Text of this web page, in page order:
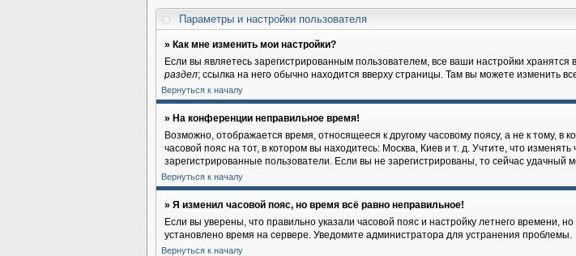
Параметры и настройки пользователя
» Как мне изменить мои настройки?
Если вы являетесь зарегистрированным пользователем, все ваши настройки
раздел; ссылка на него обычно находится вверху страницы. Там вы можете изменить
Вернуться к началу
» На конференции неправильное время!
Возможно, отображается время, относящееся к другому часовому поясу, а не к тому, в
часовой пояс на тот, в котором вы находитесь: Москва, Киев и т. д. Учтите, что
зарегистрированные пользователи. Если вы не зарегистрированы, то сейчас удачный
Вернуться к началу
» Я изменил часовой пояс, но время всё равно неправильное!
Если вы уверены, что правильно указали часовой пояс и настройку летнего времени,
установлено время на сервере. Уведомите администратора для устранения проблемы.
Вернуться к началу